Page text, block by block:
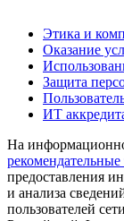
Этика и
Оказание
Защита
ИТ
На
предоставления
и анализа
пользователей